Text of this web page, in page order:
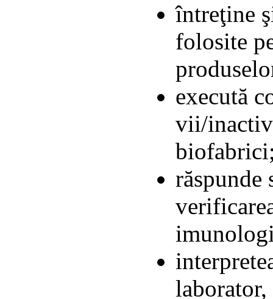
întreţine
folosite
execută
vii/
laborator,